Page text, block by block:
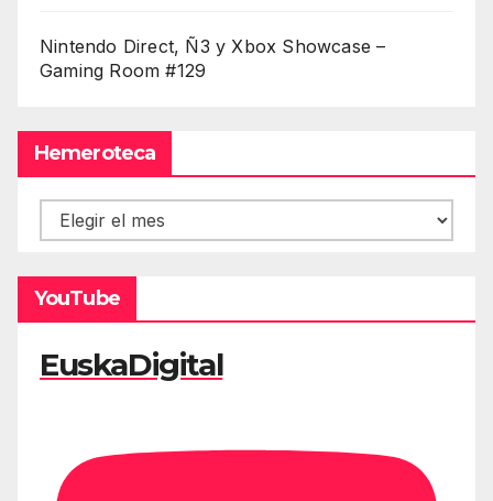
Nintendo Direct, Ñ3 y Xbox Showcase –
Gaming Room #129
Hemeroteca
Hemeroteca
YouTube
EuskaDigital